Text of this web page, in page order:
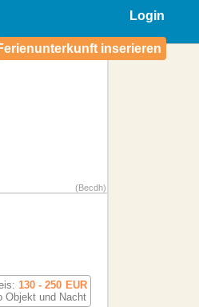
Login
inserieren
(Becdh)
130 - 250 EUR
Objekt und Nacht